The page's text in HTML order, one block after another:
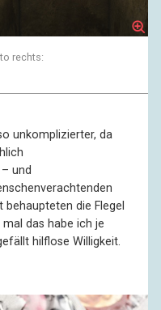
rechts:
unkomplizierter, da
und
behaupteten die Flegel
das habe ich je
hilflose Willigkeit.